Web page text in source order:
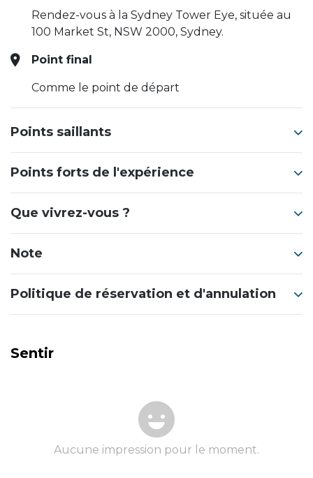
Rendez-vous à la Sydney Tower Eye, située au
100 Market St, NSW 2000, Sydney.
Point final
Comme le point de départ
Points saillants
Points forts de l'expérience
Que vivrez-vous ?
Note
Politique de réservation et d'annulation
Sentir
Aucune impression pour le moment.